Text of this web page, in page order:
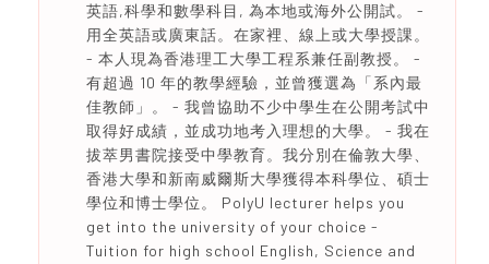
英語,科學和數學科目, 為本地或海外公開試。 -
用全英語或廣東話。在家裡、線上或大學授課。
- 本人現為香港理工大學工程系兼任副教授。 -
有超過 10 年的教學經驗，並曾獲選為「系內最
佳教師」。 - 我曾協助不少中學生在公開考試中
取得好成績，並成功地考入理想的大學。 - 我在
拔萃男書院接受中學教育。我分別在倫敦大學、
香港大學和新南威爾斯大學獲得本科學位、碩士
學位和博士學位。 PolyU lecturer helps you
get into the university of your choice -
Tuition for high school English, Science and